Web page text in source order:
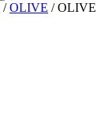
/OLIVE / OLIVE